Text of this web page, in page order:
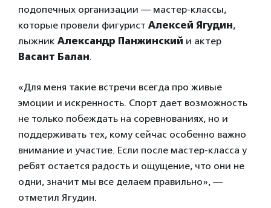
подопечных организации — мастер-классы,
которые провели фигурист Алексей Ягудин,
лыжник Александр Панжинский и актер
Васант Балан.
«Для меня такие встречи всегда про живые
эмоции и искренность. Спорт дает возможность
не только побеждать на соревнованиях, но и
поддерживать тех, кому сейчас особенно важно
внимание и участие. Если после мастер-класса у
ребят остается радость и ощущение, что они не
одни, значит мы все делаем правильно», —
отметил Ягудин.